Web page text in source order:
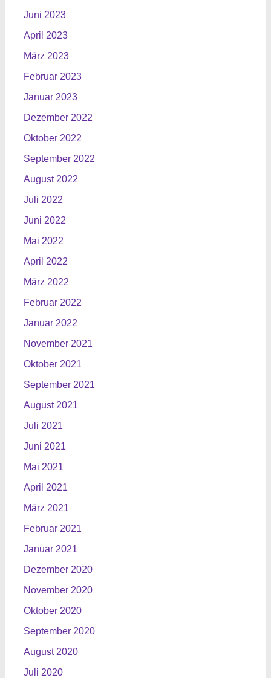
Juni 2023
April 2023
März 2023
Februar 2023
Januar 2023
Dezember 2022
Oktober 2022
September 2022
August 2022
Juli 2022
Juni 2022
Mai 2022
April 2022
März 2022
Februar 2022
Januar 2022
November 2021
Oktober 2021
September 2021
August 2021
Juli 2021
Juni 2021
Mai 2021
April 2021
März 2021
Februar 2021
Januar 2021
Dezember 2020
November 2020
Oktober 2020
September 2020
August 2020
Juli 2020